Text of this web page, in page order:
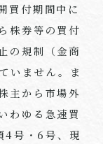
買付期間中に
株券等の買付
の規制（金商
いません。ま
主から市場外
わゆる急速買
4号・6号、現